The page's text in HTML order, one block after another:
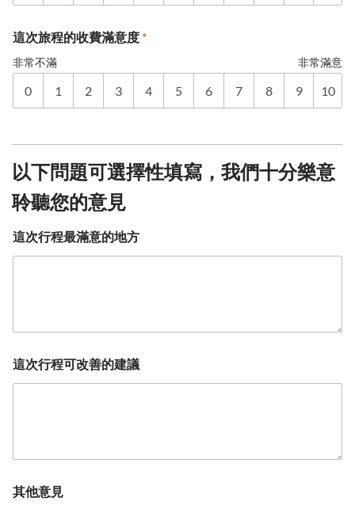
這次旅程的收費滿意度 *
非常不滿 非常滿意
0 1 2 3 4 5 6 7 8 9 10
以下問題可選擇性填寫，我們十分樂意
聆聽您的意見
這次行程最滿意的地方
這次行程可改善的建議
其他意見